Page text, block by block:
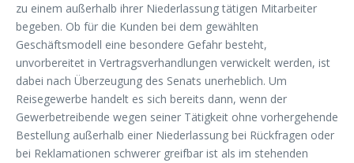
zu einem außerhalb ihrer Niederlassung tätigen Mitarbeiter
begeben. Ob für die Kunden bei dem gewählten
Geschäftsmodell eine besondere Gefahr besteht,
unvorbereitet in Vertragsverhandlungen verwickelt werden, ist
dabei nach Überzeugung des Senats unerheblich. Um
Reisegewerbe handelt es sich bereits dann, wenn der
Gewerbetreibende wegen seiner Tätigkeit ohne vorhergehende
Bestellung außerhalb einer Niederlassung bei Rückfragen oder
bei Reklamationen schwerer greifbar ist als im stehenden